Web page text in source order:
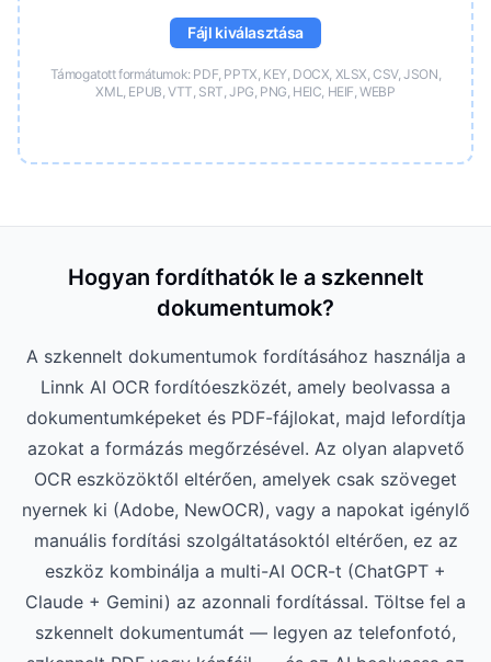
Fájl kiválasztása
Támogatott formátumok: PDF, PPTX, KEY, DOCX, XLSX, CSV, JSON,
XML, EPUB, VTT, SRT, JPG, PNG, HEIC, HEIF, WEBP
Hogyan fordíthatók le a szkennelt
dokumentumok?
A szkennelt dokumentumok fordításához használja a
Linnk AI OCR fordítóeszközét, amely beolvassa a
dokumentumképeket és PDF-fájlokat, majd lefordítja
azokat a formázás megőrzésével. Az olyan alapvető
OCR eszközöktől eltérően, amelyek csak szöveget
nyernek ki (Adobe, NewOCR), vagy a napokat igénylő
manuális fordítási szolgáltatásoktól eltérően, ez az
eszköz kombinálja a multi-AI OCR-t (ChatGPT +
Claude + Gemini) az azonnali fordítással. Töltse fel a
szkennelt dokumentumát — legyen az telefonfotó,